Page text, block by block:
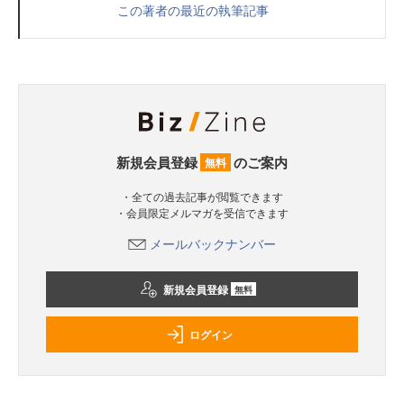
この著者の最近の執筆記事
新規会員登録 無料 のご案内
・全ての過去記事が閲覧できます
・会員限定メルマガを受信できます
メールバックナンバー
新規会員登録 無料
ログイン